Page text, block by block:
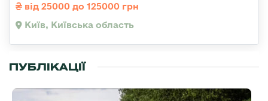
від 25000 до 125000 грн
Київ, Київська область
ПУБЛІКАЦІЇ